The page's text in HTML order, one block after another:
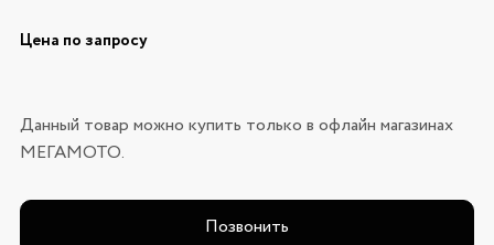
Цена по запросу
Данный товар можно купить только в офлайн магазинах
МЕГАМОТО.
Позвонить